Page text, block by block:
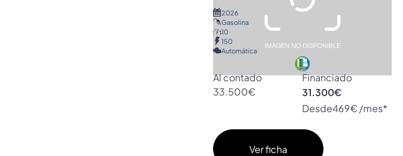
2026
Gasolina
10
150
Automática
Al contado
33.500€
Financiado
31.300€
Desde469€ /mes*
Ver ficha